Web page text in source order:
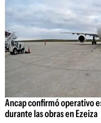
Ancap confirmó operativo
durante las obras en Ezeiza